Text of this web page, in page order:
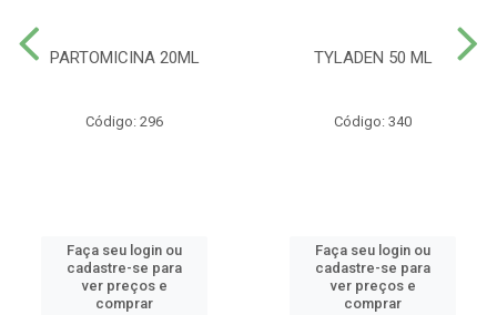
PARTOMICINA 20ML
Código: 296
Faça seu login ou
cadastre-se para
ver preços e
comprar
TYLADEN 50 ML
Código: 340
Faça seu login ou
cadastre-se para
ver preços e
comprar